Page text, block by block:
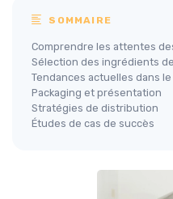
SOMMAIRE
Comprendre les attentes
Sélection des ingrédients
Tendances actuelles dans
Packaging et présentation
Stratégies de distribution
Études de cas de succès